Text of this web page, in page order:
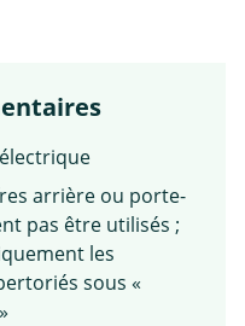
arrière ou porte-
pas être utilisés ;
les
sous «